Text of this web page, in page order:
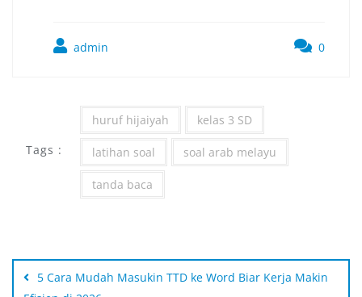
admin 0
Tags :
huruf hijaiyah kelas 3 SD
latihan soal soal arab melayu
tanda baca
5 Cara Mudah Masukin TTD ke Word Biar Kerja Makin